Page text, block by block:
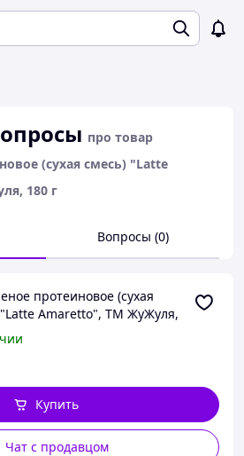
про товар
(сухая смесь) "Latte
180 г
Вопросы (0)
протеиновое (сухая
Amaretto", ТМ ЖуЖуля,
Купить
Чат с продавцом